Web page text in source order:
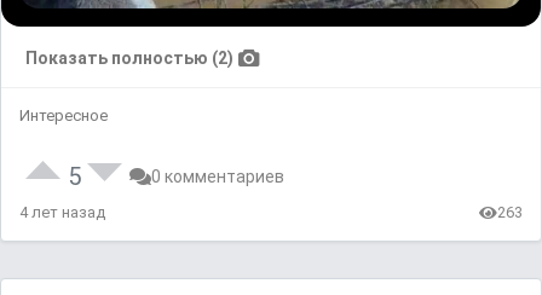
Показать полностью (2)
Интересное
5 0 комментариев
4 лет назад 263